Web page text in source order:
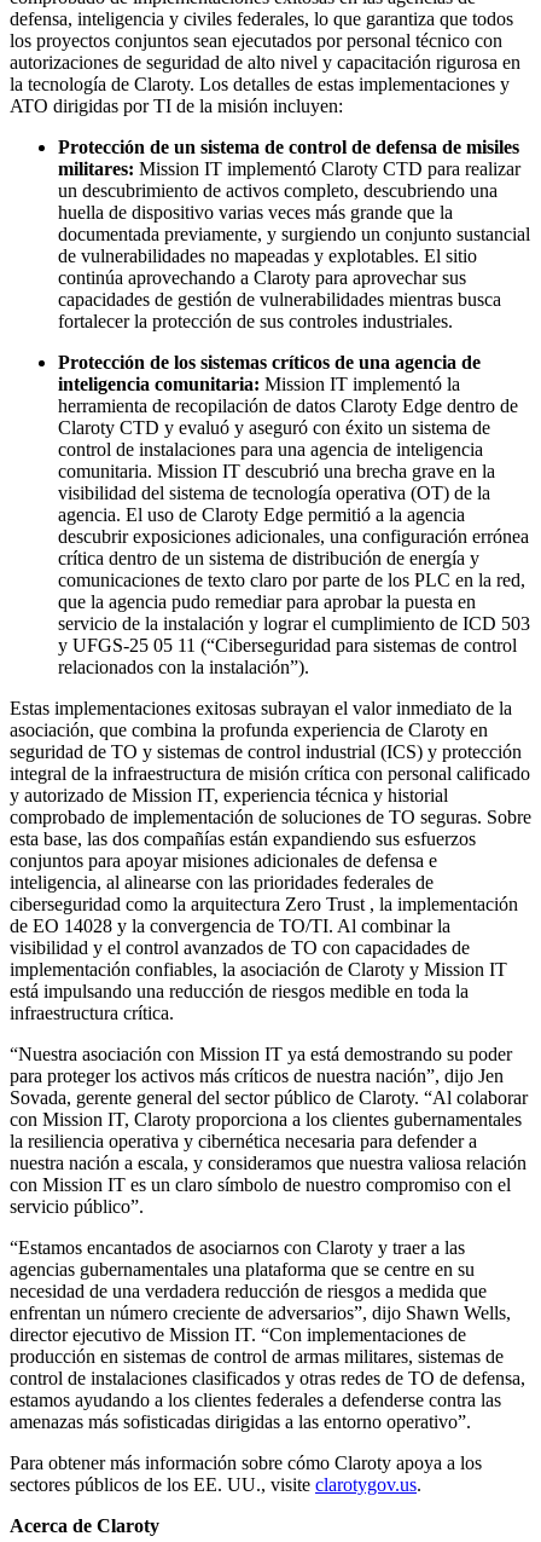
defensa, inteligencia y civiles federales, lo que garantiza que todos
los proyectos conjuntos sean ejecutados por personal técnico con
autorizaciones de seguridad de alto nivel y capacitación rigurosa en
la tecnología de Claroty. Los detalles de estas implementaciones y
ATO dirigidas por TI de la misión incluyen:
Protección de un sistema de control de defensa de misiles
militares: Mission IT implementó Claroty CTD para realizar
un descubrimiento de activos completo, descubriendo una
huella de dispositivo varias veces más grande que la
documentada previamente, y surgiendo un conjunto sustancial
de vulnerabilidades no mapeadas y explotables. El sitio
continúa aprovechando a Claroty para aprovechar sus
capacidades de gestión de vulnerabilidades mientras busca
fortalecer la protección de sus controles industriales.
Protección de los sistemas críticos de una agencia de
inteligencia comunitaria: Mission IT implementó la
herramienta de recopilación de datos Claroty Edge dentro de
Claroty CTD y evaluó y aseguró con éxito un sistema de
control de instalaciones para una agencia de inteligencia
comunitaria. Mission IT descubrió una brecha grave en la
visibilidad del sistema de tecnología operativa (OT) de la
agencia. El uso de Claroty Edge permitió a la agencia
descubrir exposiciones adicionales, una configuración errónea
crítica dentro de un sistema de distribución de energía y
comunicaciones de texto claro por parte de los PLC en la red,
que la agencia pudo remediar para aprobar la puesta en
servicio de la instalación y lograr el cumplimiento de ICD 503
y UFGS-25 05 11 (“Ciberseguridad para sistemas de control
relacionados con la instalación”).
Estas implementaciones exitosas subrayan el valor inmediato de la
asociación, que combina la profunda experiencia de Claroty en
seguridad de TO y sistemas de control industrial (ICS) y protección
integral de la infraestructura de misión crítica con personal calificado
y autorizado de Mission IT, experiencia técnica y historial
comprobado de implementación de soluciones de TO seguras. Sobre
esta base, las dos compañías están expandiendo sus esfuerzos
conjuntos para apoyar misiones adicionales de defensa e
inteligencia, al alinearse con las prioridades federales de
ciberseguridad como la arquitectura Zero Trust , la implementación
de EO 14028 y la convergencia de TO/TI. Al combinar la
visibilidad y el control avanzados de TO con capacidades de
implementación confiables, la asociación de Claroty y Mission IT
está impulsando una reducción de riesgos medible en toda la
infraestructura crítica.
“Nuestra asociación con Mission IT ya está demostrando su poder
para proteger los activos más críticos de nuestra nación”, dijo Jen
Sovada, gerente general del sector público de Claroty. “Al colaborar
con Mission IT, Claroty proporciona a los clientes gubernamentales
la resiliencia operativa y cibernética necesaria para defender a
nuestra nación a escala, y consideramos que nuestra valiosa relación
con Mission IT es un claro símbolo de nuestro compromiso con el
servicio público”.
“Estamos encantados de asociarnos con Claroty y traer a las
agencias gubernamentales una plataforma que se centre en su
necesidad de una verdadera reducción de riesgos a medida que
enfrentan un número creciente de adversarios”, dijo Shawn Wells,
director ejecutivo de Mission IT. “Con implementaciones de
producción en sistemas de control de armas militares, sistemas de
control de instalaciones clasificados y otras redes de TO de defensa,
estamos ayudando a los clientes federales a defenderse contra las
amenazas más sofisticadas dirigidas a las entorno operativo”.
Para obtener más información sobre cómo Claroty apoya a los
sectores públicos de los EE. UU., visite clarotygov.us.
Acerca de Claroty